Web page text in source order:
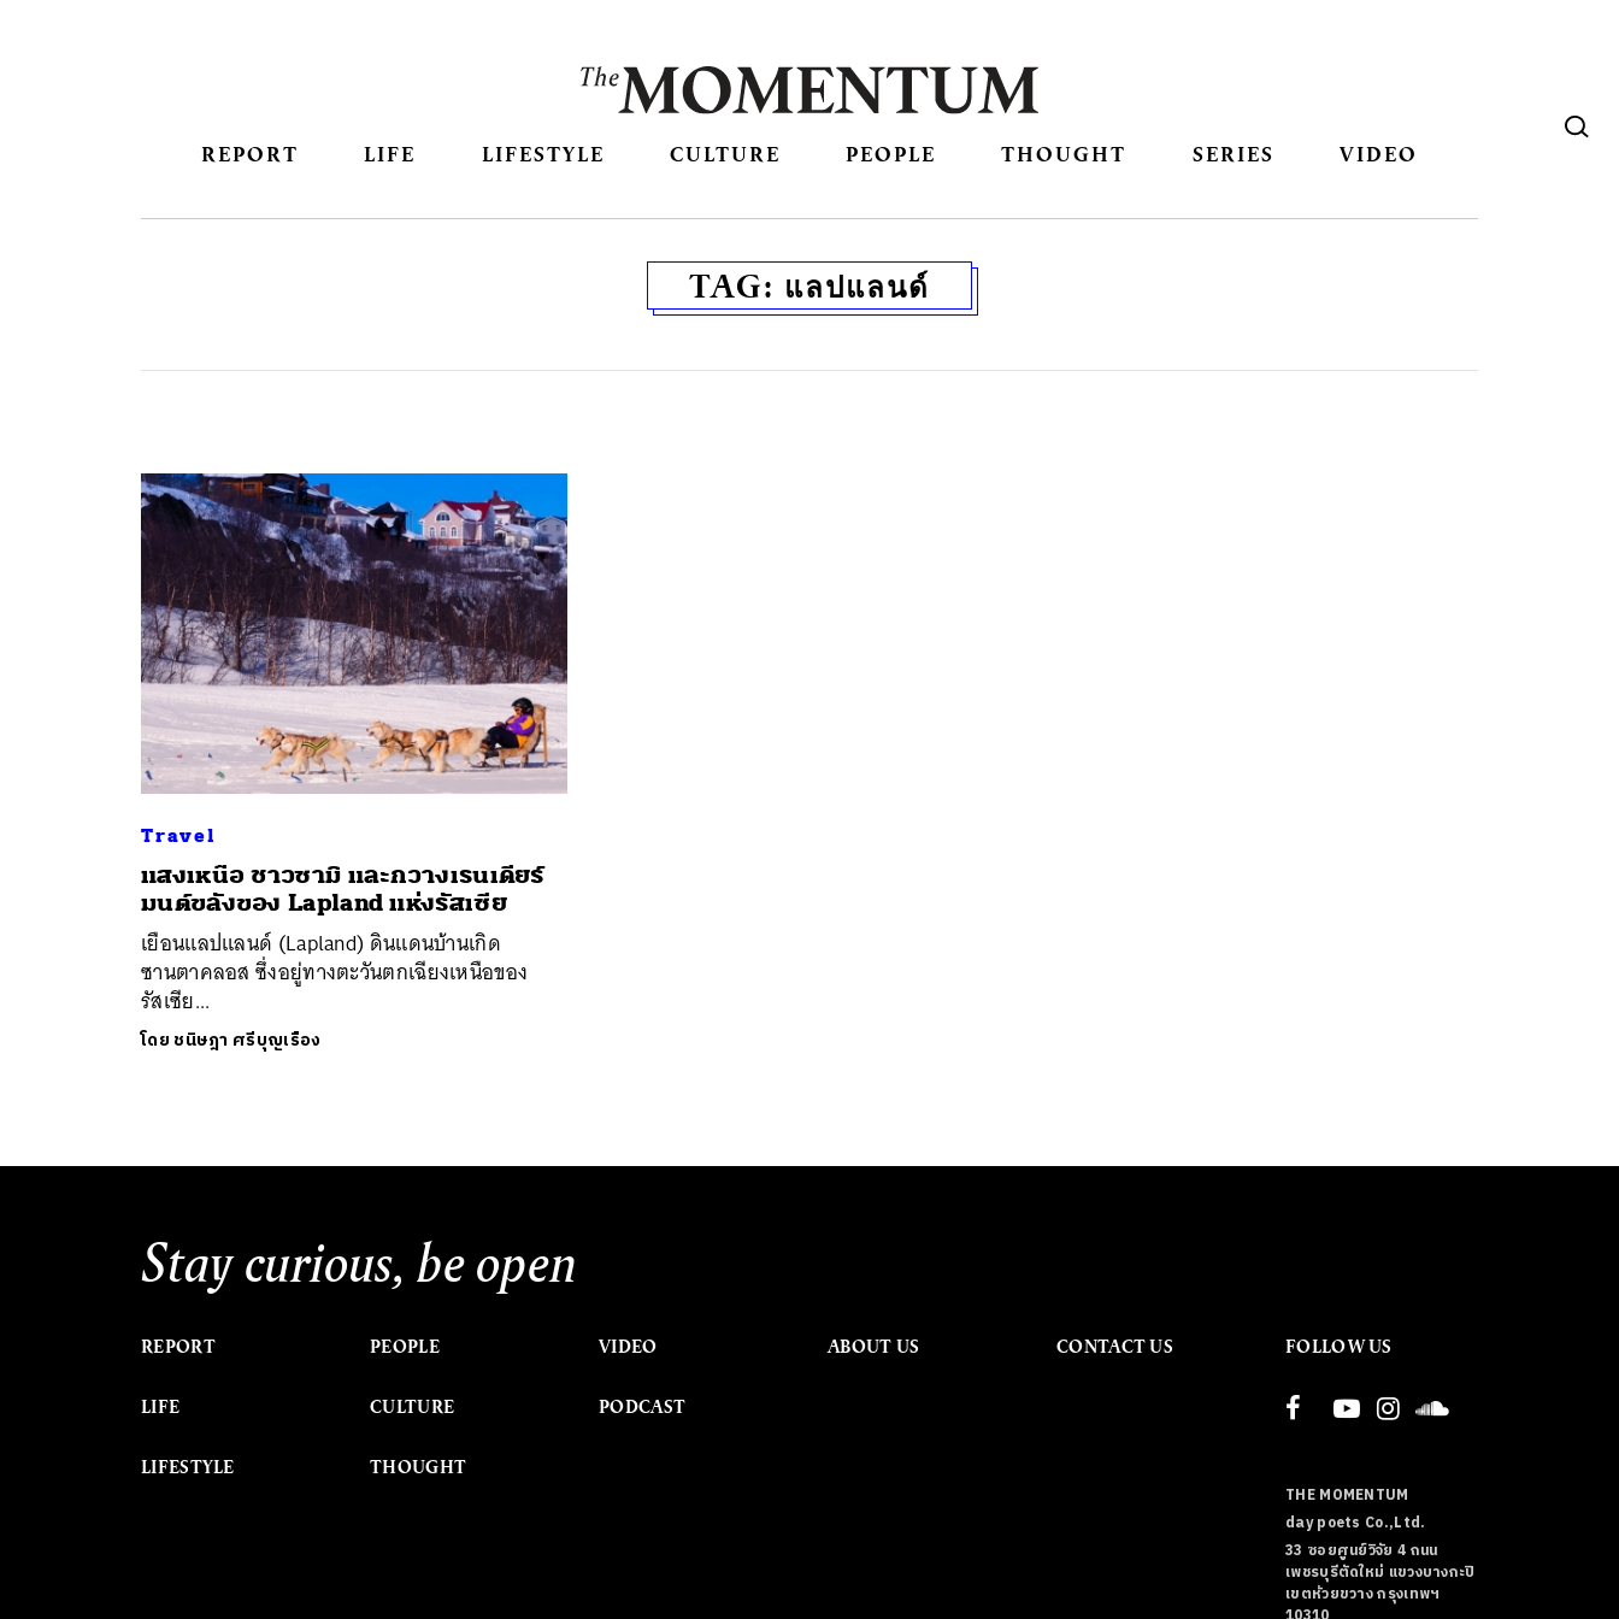
REPORT LIFE LIFESTYLE CULTURE PEOPLE THOUGHT SERIES VIDEO
TAG: แลปแลนด์
Travel
แสงเหนือ ชาวซามิ และกวางเรนเดียร์
มนต์ขลังของ Lapland แห่งรัสเซีย
เยือนแลปแลนด์ (Lapland) ดินแดนบ้านเกิด
ซานตาคลอส ซึ่งอยู่ทางตะวันตกเฉียงเหนือของ
รัสเซีย...
โดย ชนิษฎา ศรีบุญเรือง
Stay curious, be open
REPORT
LIFE
LIFESTYLE
PEOPLE
CULTURE
THOUGHT
VIDEO
PODCAST
ABOUT US CONTACT US FOLLOW US
THE MOMENTUM
day poets Co.,Ltd.
33 ซอยศูนย์วิจัย 4 ถนน
เพชรบุรีตัดใหม่ แขวงบางกะปิ
เขตห้วยขวาง กรุงเทพฯ
ค้นหา